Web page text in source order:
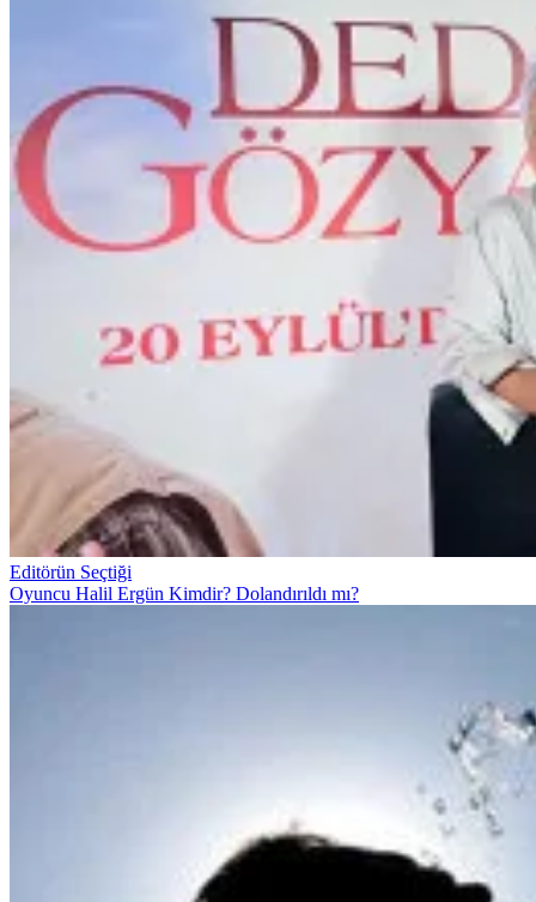
Editörün Seçtiği
Oyuncu Halil Ergün Kimdir? Dolandırıldı mı?